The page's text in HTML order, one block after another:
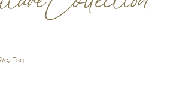
c, Esq.